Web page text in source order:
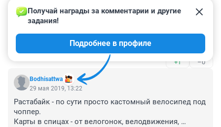
Гость
29 мая 2019, 14:18
Лучше быть странным и по своему счастливым, чем
прожить жизнь, как вялый овощ.
+1 –0
Bodhisattwa
Получай награды за комментарии и другие
задания!
Подробнее в профиле
29 мая 2019, 13:22
Растабайк - по сути просто кастомный велосипед под
чоппер.
Карты в спицах - от велогонок, велодвижения,